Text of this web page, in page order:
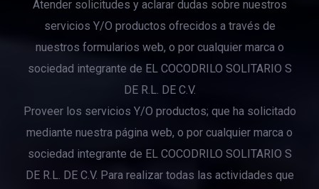
Atender solicitudes y aclarar dudas sobre nuestros
servicios Y/O productos ofrecidos a través de
nuestros formularios web, o por cualquier marca o
sociedad integrante de EL COCODRILO SOLITARIO S
DE R.L. DE C.V.
Proveer los servicios Y/O productos; que ha solicitado
mediante nuestra página web, o por cualquier marca o
sociedad integrante de EL COCODRILO SOLITARIO S
DE R.L. DE C.V. Para realizar todas las actividades que